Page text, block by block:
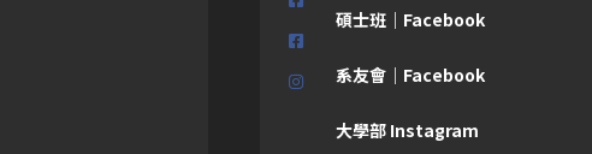
碩士班｜Facebook
系友會｜Facebook
大學部 Instagram